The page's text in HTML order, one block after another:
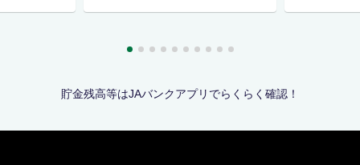
貯金残高等はJAバンクアプリでらくらく確認！